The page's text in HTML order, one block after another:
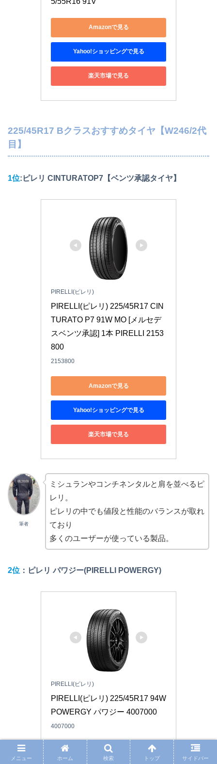
Amazonで見る
Yahoo!ショッピングで見る
楽天市場で見る
225/45R17 Bクラスおすすめタイヤ【W246/2代
目】
1位:ピレリ CINTURATOP7 【ベンツ承認タイヤ】
PIRELLI(ピレリ)
PIRELLI(ピレリ) 225/45R17 CIN
TURATO P7 91W MO [メルセデ
スベンツ承認] 1本 PIRELLI 2153
800
2153800
Amazonで見る
Yahoo!ショッピングで見る
楽天市場で見る
筆者
ミシュランやコンチネンタルと肩を並べるピ
レリ。
ピレリの中でも値段と性能のバランスが取れ
ており
多くのユーザーが使っている製品。
2位 ：ピレリ パワジー(PIRELLI POWERGY)
PIRELLI(ピレリ)
PIRELLI(ピレリ) 225/45R17 94W
POWERGY パワジー 4007000
4007000
Amazonで見る
メニュー ホーム 検索 トップ サイドバー